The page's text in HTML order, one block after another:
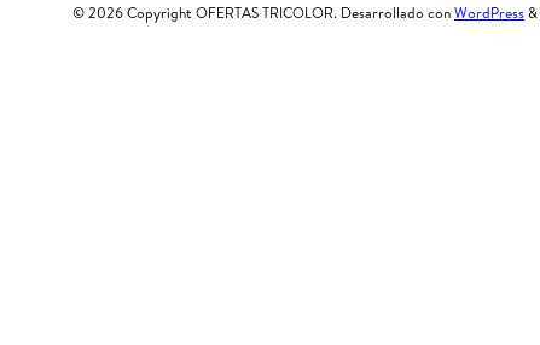
© 2026 Copyright OFERTAS TRICOLOR. Desarrollado conWordPress&